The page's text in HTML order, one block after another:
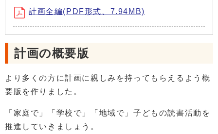
計画全編(PDF形式、7.94MB)
計画の概要版
より多くの方に計画に親しみを持ってもらえるよう概
要版を作りました。
「家庭で」「学校で」「地域で」子どもの読書活動を
推進していきましょう。